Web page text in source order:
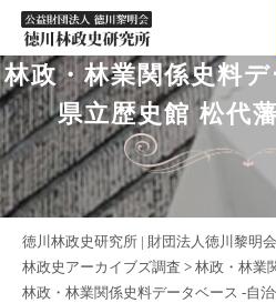
林政・林業関係史料
県立歴史館 松代
徳川林政史研究所 | 財団法人徳川黎明会
林政史アーカイブズ調査 > 林政・林業
林政・林業関係史料データベース -自